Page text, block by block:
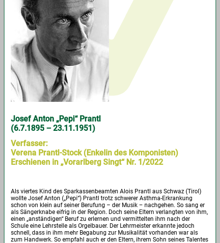
Josef Anton „Pepi“ Prantl
(6.7.1895 – 23.11.1951)
Verfasser:
Verena Prantl-Stock (Enkelin des Komponisten)
Erschienen in „Vorarlberg Singt“ Nr. 1/2022
Als viertes Kind des Sparkassenbeamten Alois Prantl aus Schwaz (Tirol)
wollte Josef Anton („Pepi“) Prantl trotz schwerer Asthma-Erkrankung
schon von klein auf seiner Berufung – der Musik – nachgehen. So sang er
als Sängerknabe eifrig in der Region. Doch seine Eltern verlangten von ihm,
einen „anständigen“ Beruf zu erlernen und vermittelten ihm nach der
Schule eine Lehrstelle als Orgelbauer. Der Lehrmeister erkannte jedoch
schnell, dass in ihm mehr Begabung zur Musikalität vorhanden war als
zum Handwerk. So empfahl auch er den Eltern, ihrem Sohn seines Talentes